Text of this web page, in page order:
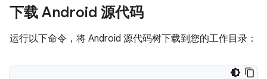
下载 Android 源代码
运行以下命令，将 Android 源代码树下载到您的工作目录：